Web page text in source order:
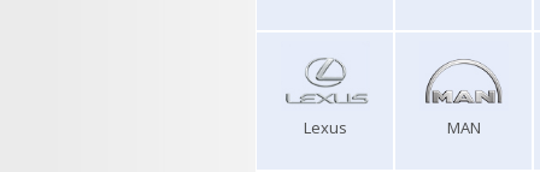
Lexus MAN